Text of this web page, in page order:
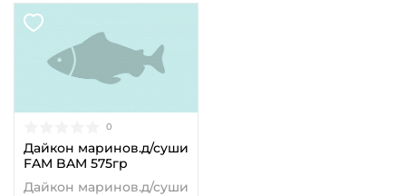
0
Дайкон маринов.д/суши
FAM BAM 575гр
Дайкон маринов.д/суши